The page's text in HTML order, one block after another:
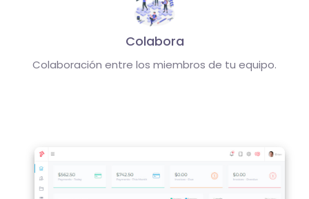
Colabora
Colaboración entre los miembros de tu equipo.